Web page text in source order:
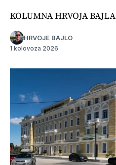
KOLUMNA HRVOJA BAJLA
HRVOJE BAJLO
1 kolovoza 2026